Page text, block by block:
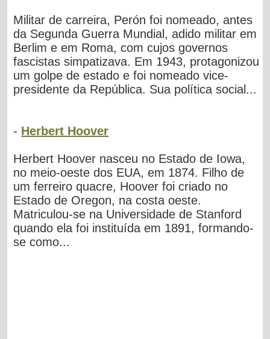
Militar de carreira, Perón foi nomeado, antes
da Segunda Guerra Mundial, adido militar em
Berlim e em Roma, com cujos governos
fascistas simpatizava. Em 1943, protagonizou
um golpe de estado e foi nomeado vice-
presidente da República. Sua política social...
- Herbert Hoover
Herbert Hoover nasceu no Estado de Iowa,
no meio-oeste dos EUA, em 1874. Filho de
um ferreiro quacre, Hoover foi criado no
Estado de Oregon, na costa oeste.
Matriculou-se na Universidade de Stanford
quando ela foi instituída em 1891, formando-
se como...